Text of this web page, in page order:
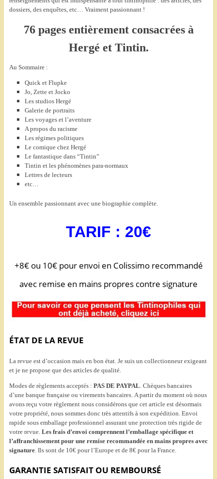
dossiers, des enquêtes, etc… Vraiment passionnant !
76 pages entièrement consacrées à
Hergé et Tintin.
Au Sommaire :
Quick et Flupke
Jo, Zette et Jocko
Les studios Hergé
Galerie de portraits
Les voyages et l’aventure
A propos du racisme
Les régimes politiques
Le comique chez Hergé
Le fantastique dans “Tintin”
Tintin et les phénomènes para-normaux
Lettres de lecteurs
etc…
Un ensemble passionnant avec une biographie complète.
TARIF : 20€
+8€ ou 10€ pour envoi en Colissimo recommandé
avec remise en mains propres contre signature
ÉTAT DE LA REVUE
La revue est d’occasion mais en bon état. Je suis un collectionneur exigeant
et je ne propose que des articles de qualité.
Modes de règlements acceptés : PAS DE PAYPAL . Chèques bancaires
d’une banque française ou virements bancaires. A partir du moment où nous
avons reçu votre règlement nous considérons que cet article est désormais
votre propriété, nous sommes donc très attentifs à son expédition. Envoi
rapide sous emballage professionnel assurant une protection très rigide de
votre revue. Les frais d’envoi comprennent l’emballage spécifique et
l’affranchissement pour une remise recommandée en mains propres avec
signature. Ils sont de 10€ pour l’Europe et de 8€ pour la France.
GARANTIE SATISFAIT OU REMBOURSÉ